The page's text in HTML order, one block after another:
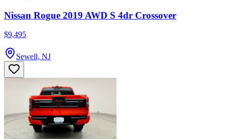
Nissan Rogue 2019 AWD S 4dr Crossover
$9,495
Sewell, NJ